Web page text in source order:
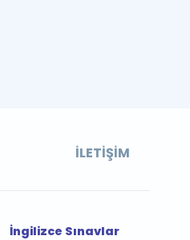
İLETIŞIM
İngilizce Sınavlar